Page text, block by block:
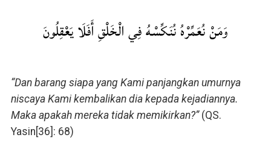
وَمَنْ نُعَمِّرْهُ نُنَكِّسْهُ فِي الْخَلْقِ أَفَلَا يَعْقِلُونَ
“Dan barang siapa yang Kami panjangkan umurnya
niscaya Kami kembalikan dia kepada kejadiannya.
Maka apakah mereka tidak memikirkan?”(QS.
Yasin[36]: 68)